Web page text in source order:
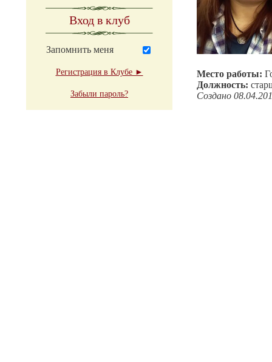
Вход в клуб
Запомнить меня
Регистрация в Клубе ►
Забыли пароль?
Место работы:
Должность:
Создано